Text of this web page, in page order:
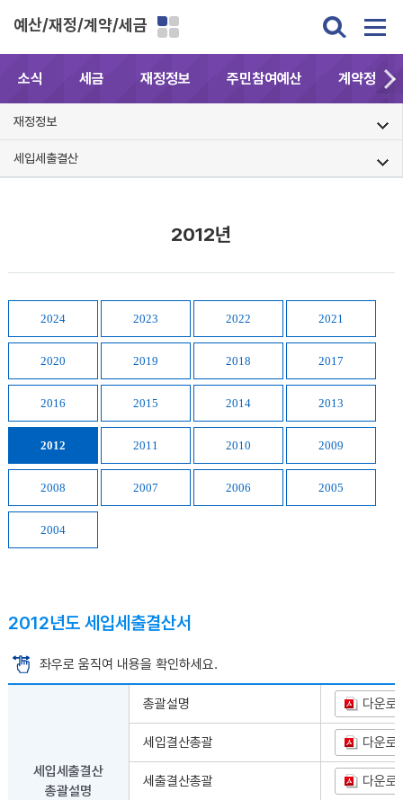
예산/재정/계약/세금
소식 세금 재정정보 주민참여예산 계약정보
재정정보
세입세출결산
2012년
2024 2023 2022 2021
2020 2019 2018 2017
2016 2015 2014 2013
2012 2011 2010 2009
2008 2007 2006 2005
2004
2012년도 세입세출결산서
좌우로 움직여 내용을 확인하세요.
세입세출결산
총괄설명
총괄설명 다운로
세입결산총괄 다운로
세출결산총괄 다운로